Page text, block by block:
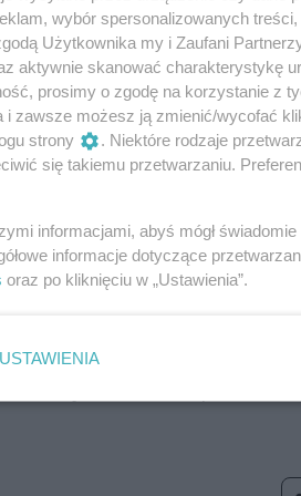
platanów, jeden wykazuje
wsparciu
prezydenta Szczecina Marcin
gwarancji. Jak podkreśla
a ostatnie prace
ograniczenie stosowania
mechanicznymi w
przy jednoczesnym
stałym monitoringiem, a
- dodaje Marcin Biskupski.
wybór spersonalizowanych
Użytkownika my i Zaufani
aktywnie skanować charakterystykę
prosimy o zgodę na korzystanie z
i zawsze możesz ją zmienić/wycofać
strony
. Niektóre rodzaje
się takiemu przetwarzaniu.
informacjami, abyś mógł
informacje dotyczące
oraz po kliknięciu w „Ustawienia”.
USTAWIENIA